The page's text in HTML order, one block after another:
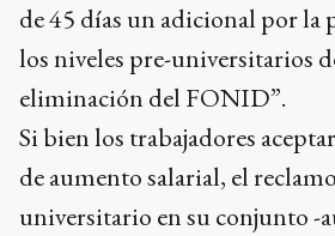
de 45 días un adicional por la
los niveles pre-universitarios
eliminación del FONID”.
Si bien los trabajadores
de aumento salarial, el
universitario en su conjunto -